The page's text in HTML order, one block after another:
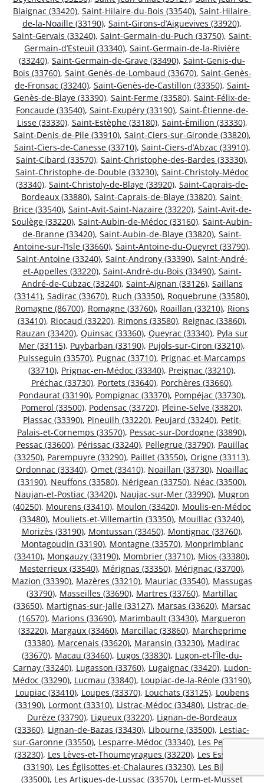
Blaignac (33420), Saint-Hilaire-du-Bois (33540), Saint-Hilaire-
de-la-Noaille (33190), Saint-Girons-d’Aiguevives (33920),
Saint-Gervais (33240), Saint-Germain-du-Puch (33750), Saint-
Germain-d’Esteuil (33340), Saint-Germain-de-la-Rivière
(33240), Saint-Germain-de-Grave (33490), Saint-Genis-du-
Bois (33760), Saint-Genès-de-Lombaud (33670), Saint-Genès-
de-Fronsac (33240), Saint-Genès-de-Castillon (33350), Saint-
Genès-de-Blaye (33390), Saint-Ferme (33580), Saint-Félix-de-
Foncaude (33540), Saint-Exupéry (33190), Saint-Étienne-de-
Lisse (33330), Saint-Estèphe (33180), Saint-Émilion (33330),
Saint-Denis-de-Pile (33910), Saint-Ciers-sur-Gironde (33820),
Saint-Ciers-de-Canesse (33710), Saint-Ciers-d’Abzac (33910),
Saint-Cibard (33570), Saint-Christophe-des-Bardes (33330),
Saint-Christophe-de-Double (33230), Saint-Christoly-Médoc
(33340), Saint-Christoly-de-Blaye (33920), Saint-Caprais-de-
Bordeaux (33880), Saint-Caprais-de-Blaye (33820), Saint-
Brice (33540), Saint-Avit-Saint-Nazaire (33220), Saint-Avit-de-
Soulège (33220), Saint-Aubin-de-Médoc (33160), Saint-Aubin-
de-Branne (33420), Saint-Aubin-de-Blaye (33820), Saint-
Antoine-sur-l’Isle (33660), Saint-Antoine-du-Queyret (33790),
Saint-Antoine (33240), Saint-Androny (33390), Saint-André-
et-Appelles (33220), Saint-André-du-Bois (33490), Saint-
André-de-Cubzac (33240), Saint-Aignan (33126), Saillans
(33141), Sadirac (33670), Ruch (33350), Roquebrune (33580),
Romagne (86700), Romagne (33760), Roaillan (33210), Rions
(33410), Riocaud (33220), Rimons (33580), Reignac (33860),
Rauzan (33420), Quinsac (33360), Queyrac (33340), Pyla sur
Mer (33115), Puybarban (33190), Pujols-sur-Ciron (33210),
Puisseguin (33570), Pugnac (33710), Prignac-et-Marcamps
(33710), Prignac-en-Médoc (33340), Preignac (33210),
Préchac (33730), Portets (33640), Porchères (33660),
Pondaurat (33190), Pompignac (33370), Pompéjac (33730),
Pomerol (33500), Podensac (33720), Pleine-Selve (33820),
Plassac (33390), Pineuilh (33220), Peujard (33240), Petit-
Palais-et-Cornemps (33570), Pessac-sur-Dordogne (33890),
Pessac (33600), Périssac (33240), Pellegrue (33790), Pauillac
(33250), Parempuyre (33290), Paillet (33550), Origne (33113),
Ordonnac (33340), Omet (33410), Noaillan (33730), Noaillac
(33190), Neuffons (33580), Nérigean (33750), Néac (33500),
Naujan-et-Postiac (33420), Naujac-sur-Mer (33990), Mugron
(40250), Mourens (33410), Moulon (33420), Moulis-en-Médoc
(33480), Mouliets-et-Villemartin (33350), Mouillac (33240),
Morizès (33190), Montussan (33450), Montignac (33760),
Montagoudin (33190), Montagne (33570), Monprimblanc
(33410), Mongauzy (33190), Mombrier (33710), Mios (33380),
Mesterrieux (33540), Mérignas (33350), Mérignac (33700),
Mazion (33390), Mazères (33210), Mauriac (33540), Massugas
(33790), Masseilles (33690), Martres (33760), Martillac
(33650), Martignas-sur-Jalle (33127), Marsas (33620), Marsac
(16570), Marions (33690), Marimbault (33430), Margueron
(33220), Margaux (33460), Marcillac (33860), Marcheprime
(33380), Marcenais (33620), Maransin (33230), Madirac
(33670), Macau (33460), Lugos (33830), Lugon-et-l’Île-du-
Carnay (33240), Lugasson (33760), Lugaignac (33420), Ludon-
Médoc (33290), Lucmau (33840), Loupiac-de-la-Réole (33190),
Loupiac (33410), Loupes (33370), Louchats (33125), Loubens
(33190), Lormont (33310), Listrac-Médoc (33480), Listrac-de-
Durèze (33790), Ligueux (33220), Lignan-de-Bordeaux
(33360), Lignan-de-Bazas (33430), Libourne (33500), Lestiac-
sur-Garonne (33550), Lesparre-Médoc (33340), Les Peintures
(33230), Les Lèves-et-Thoumeyragues (33220), Les Esseintes
(33190), Les Églisottes-et-Chalaures (33230), Les Billaux
(33500), Les Artigues-de-Lussac (33570), Lerm-et-Musset